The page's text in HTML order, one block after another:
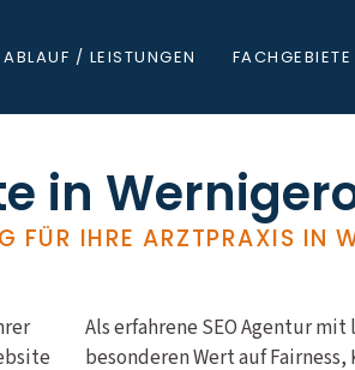
ABLAUF / LEISTUNGEN FACHGEBIETE
in
FÜR IHRE ARZTPRAXIS IN
Als erfahrene SEO Agentur
besonderen Wert auf